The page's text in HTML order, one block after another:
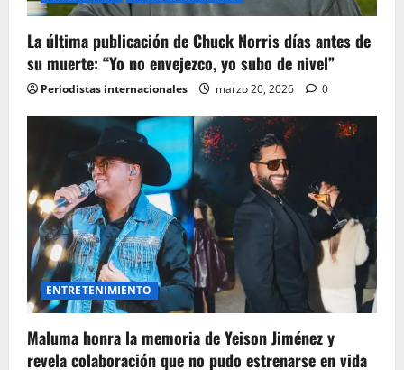
La última publicación de Chuck Norris días antes de
su muerte: “Yo no envejezco, yo subo de nivel”
Periodistas internacionales marzo 20, 2026 0
ENTRETENIMIENTO
Maluma honra la memoria de Yeison Jiménez y
revela colaboración que no pudo estrenarse en vida